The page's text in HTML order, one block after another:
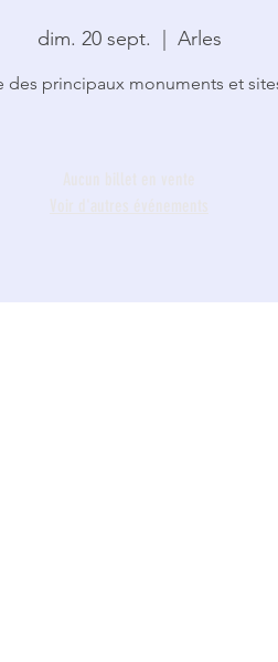
dim. 20 sept. Arles
des principaux monuments et